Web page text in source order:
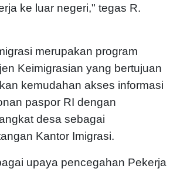
ke luar negeri," tegas R.
merupakan program
Keimigrasian yang bertujuan
kemudahan akses informasi
paspor RI dengan
desa sebagai
Kantor Imigrasi.
upaya pencegahan Pekerja